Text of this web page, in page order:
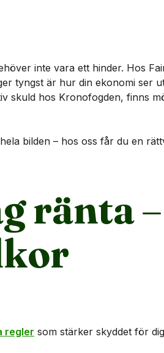
inte vara ett hinder. Hos
tyngst är hur din ekonomi ser
skuld hos Kronofogden, finns
bilden – hos oss får du en
ränta
regler som stärker skyddet för